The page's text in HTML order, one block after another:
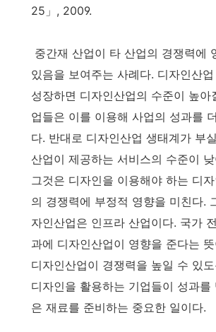
25」, 2009.
중간재 산업이 타 산업의 경쟁력에
있음을 보여주는 사례다. 디자인산
성장하면 디자인산업의 수준이 높아
업들은 이를 이용해 사업의 성과를
다. 반대로 디자인산업 생태계가 부
산업이 제공하는 서비스의 수준이
그것은 디자인을 이용해야 하는 디
의 경쟁력에 부정적 영향을 미친다.
자인산업은 인프라 산업이다. 국가
과에 디자인산업이 영향을 준다는
디자인산업이 경쟁력을 높일 수 있
디자인을 활용하는 기업들이 성과를
은 재료를 준비하는 중요한 일이다.